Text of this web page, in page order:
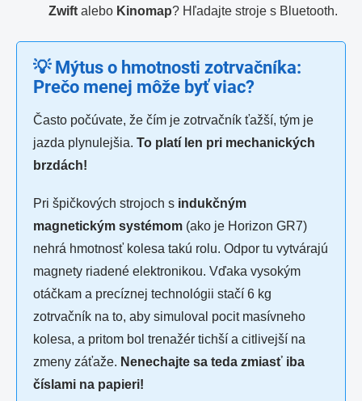
Zwift alebo Kinomap? Hľadajte stroje s Bluetooth.
💡 Mýtus o hmotnosti zotrvačníka:
Prečo menej môže byť viac?
Často počúvate, že čím je zotrvačník ťažší, tým je
jazda plynulejšia. To platí len pri mechanických
brzdách!
Pri špičkových strojoch s indukčným
magnetickým systémom (ako je Horizon GR7)
nehrá hmotnosť kolesa takú rolu. Odpor tu vytvárajú
magnety riadené elektronikou. Vďaka vysokým
otáčkam a precíznej technológii stačí 6 kg
zotrvačník na to, aby simuloval pocit masívneho
kolesa, a pritom bol trenažér tichší a citlivejší na
zmeny záťaže. Nenechajte sa teda zmiasť iba
číslami na papieri!